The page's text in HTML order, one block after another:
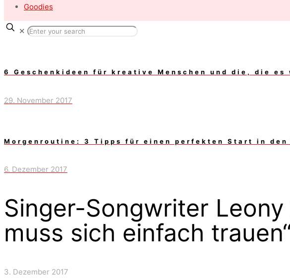
Goodies
✕
6 Geschenkideen für kreative Menschen und die, die es
29. November 2017
Morgenroutine: 3 Tipps für einen perfekten Start in den
6. Dezember 2017
Singer-Songwriter
muss sich einfach
3. Dezember 2017